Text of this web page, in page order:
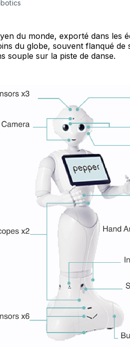
du monde, exporté dans les
du globe, souvent flanqué de
souple sur la piste de danse.